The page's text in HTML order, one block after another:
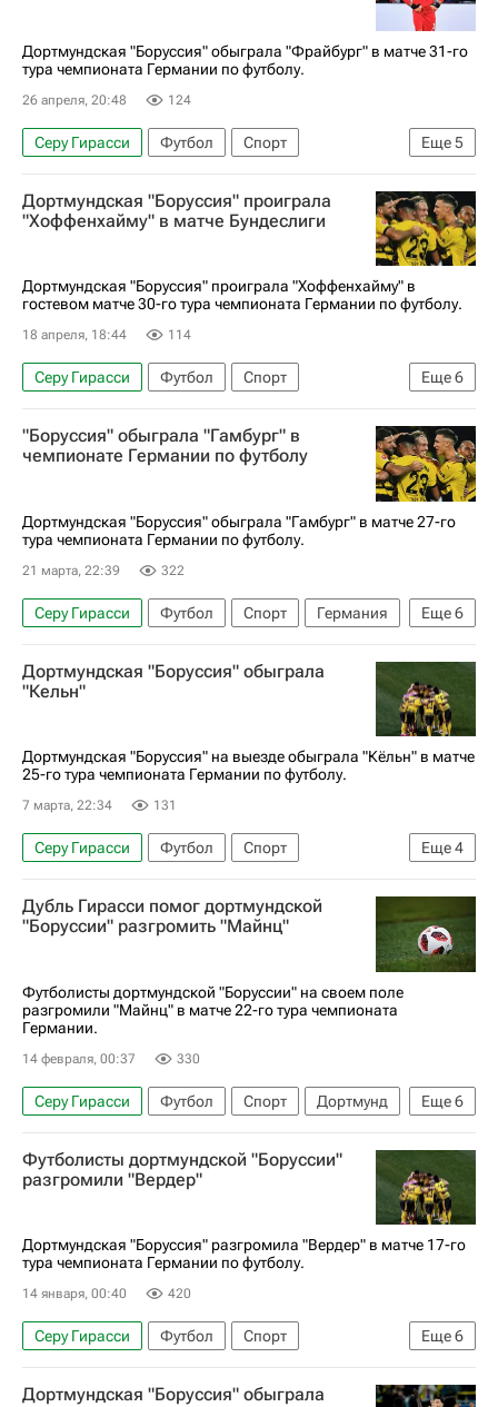
Дортмундская "Боруссия" обыграла "Фрайбург" в матче 31-го
тура чемпионата Германии по футболу.
26 апреля, 20:48 124
Еще5
Серу Гирасси Футбол
Спорт
Фабиу Силва
Боруссия (Дортмунд)
Фрайбург
Лига чемпионов УЕФА 2026-2027
Дортмундская "Боруссия" проиграла
"Хоффенхайму" в матче Бундеслиги
Дортмундская "Боруссия" проиграла "Хоффенхайму" в
гостевом матче 30-го тура чемпионата Германии по футболу.
18 апреля, 18:44 114
Еще6
Серу Гирасси Футбол
Спорт
Серия А 2026-2027 (Чемпионат Италии по футболу)
Андрей Крамарич
Боруссия (Дортмунд)
"Боруссия" обыграла "Гамбург" в
чемпионате Германии по футболу
Дортмундская "Боруссия" обыграла "Гамбург" в матче 27-го
тура чемпионата Германии по футболу.
21 марта, 22:39 322
Еще6
Серу Гирасси Футбол Спорт
Германия
Дортмунд
Чемпионат Франции по футболу (Лига 1)
Гамбург
Бундеслига
Дортмундская "Боруссия" обыграла
"Кельн"
Дортмундская "Боруссия" на выезде обыграла "Кёльн" в матче
25-го тура чемпионата Германии по футболу.
7 марта, 22:34 131
Еще4
Серу Гирасси Футбол
Спорт
Чемпионат Испании по футболу
Боруссия (Дортмунд)
Кельн (футбол)
Дубль Гирасси помог дортмундской
"Боруссии" разгромить "Майнц"
Футболисты дортмундской "Боруссии" на своем поле
разгромили "Майнц" в матче 22-го тура чемпионата
Германии.
14 февраля, 00:37 330
Еще6
Серу Гирасси Футбол Спорт
Дортмунд
Доминик Кор
Юлиан Рюэрсон
Боруссия (Дортмунд)
Майнц 05
Байер 04
Футболисты дортмундской "Боруссии"
разгромили "Вердер"
Дортмундская "Боруссия" разгромила "Вердер" в матче 17-го
тура чемпионата Германии по футболу.
14 января, 00:40 420
Еще6
Серу Гирасси Футбол
Спорт
Нико Шлоттербек
Боруссия (Дортмунд)
Дортмундская "Боруссия" обыграла